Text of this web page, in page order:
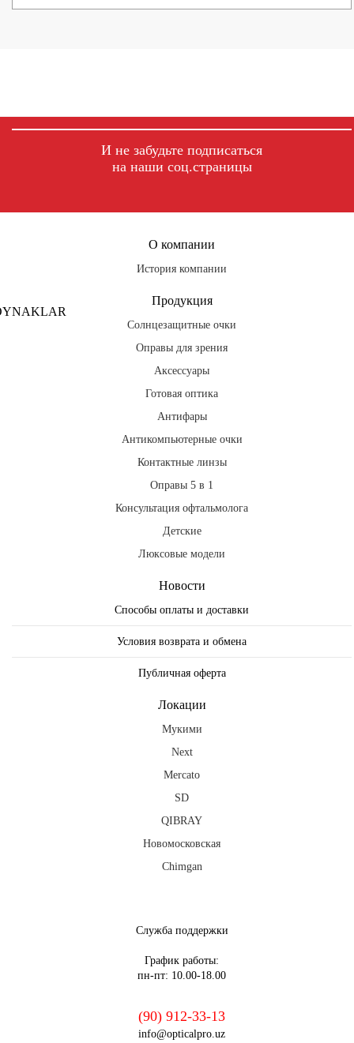
И не забудьте подписаться
на наши соц.страницы
О компании
История компании
Продукция
Солнцезащитные очки
Оправы для зрения
Аксессуары
Готовая оптика
Антифары
Антикомпьютерные очки
Контактные линзы
Оправы 5 в 1
Консультация офтальмолога
Детские
Люксовые модели
Новости
Способы оплаты и доставки
Условия возврата и обмена
Публичная оферта
Локации
Мукими
Next
Mercato
SD
QIBRAY
Новомосковская
Chimgan
Служба поддержки
График работы:
пн-пт: 10.00-18.00
(90) 912-33-13
info@opticalpro.uz